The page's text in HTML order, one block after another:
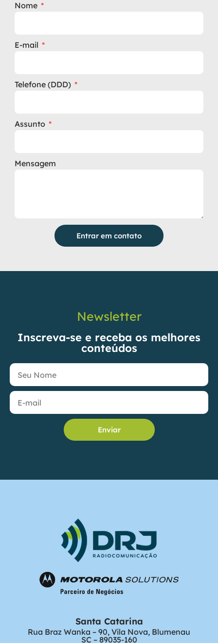
Nome
E-mail
Telefone (DDD)
Assunto
Mensagem
Entrar em contato
Newsletter
Inscreva-se e receba os melhores
conteúdos
Enviar
Santa Catarina
Rua Braz Wanka – 90, Vila Nova, Blumenau
SC – 89035-160